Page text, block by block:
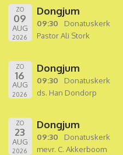
ZO
09
AUG
2026
Dongjum
09:30
Donatuskerk
Pastor Ali Stork
ZO
16
AUG
2026
Dongjum
09:30
Donatuskerk
ds. Han Dondorp
ZO
23
AUG
2026
Dongjum
09:30
Donatuskerk
mevr. C. Akkerboom